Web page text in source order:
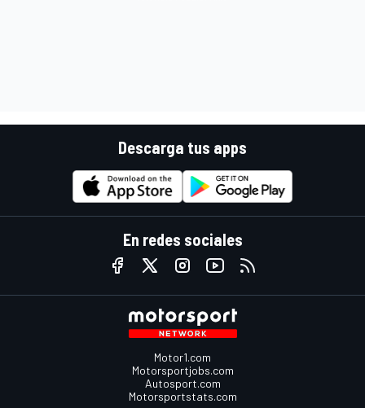
Descarga tus apps
En redes sociales
Motor1.com
Motorsportjobs.com
Autosport.com
Motorsportstats.com